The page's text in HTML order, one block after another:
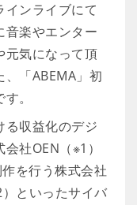
インライブにて
音楽やエンター
元気になって頂
「ABEMA」初
。
る収益化のデジ
社OEN（※1）
を行う株式会社
といったサイバ